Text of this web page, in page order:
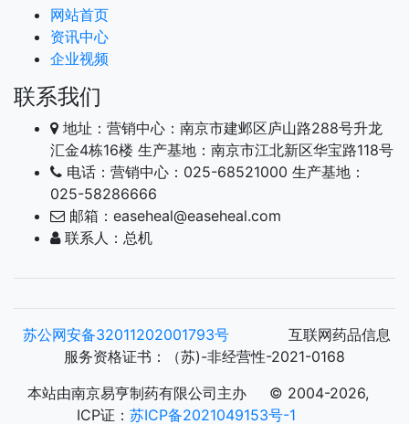
网站首页
资讯中心
企业视频
联系我们
地址：营销中心：南京市建邺区庐山路288号升龙
汇金4栋16楼 生产基地：南京市江北新区华宝路118号
电话：营销中心：025-68521000 生产基地：
025-58286666
邮箱：easeheal@easeheal.com
联系人：总机
苏公网安备32011202001793号 互联网药品信息
服务资格证书：（苏)-非经营性-2021-0168
本站由南京易亨制药有限公司主办 © 2004-2026,
ICP证： 苏ICP备2021049153号-1